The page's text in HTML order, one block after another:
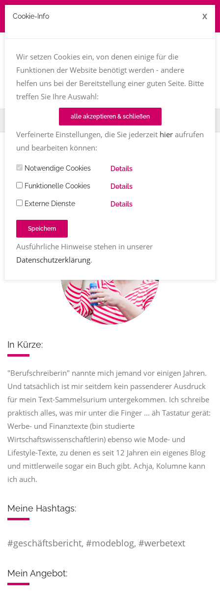
TT-Magazin Textinen Susanne Ackstaller
Susanne Ackstaller
(aktualisiert 24.12.2021)
Share
In Kürze:
"Berufschreiberin" nannte mich jemand vor einigen Jahren.
Und tatsächlich ist mir seitdem kein passenderer Ausdruck
für mein Text-Sammelsurium untergekommen. Ich schreibe
praktisch alles, was mir unter die Finger ... äh Tastatur gerät:
Werbe- und Finanztexte (bin studierte
Wirtschaftswissenschaftlerin) ebenso wie Mode- und
Lifestyle-Texte, zu denen es seit 12 Jahren ein eigenes Blog
und mittlerweile sogar ein Buch gibt. Achja, Kolumne kann
ich auch.
Meine Hashtags:
#geschäftsbericht, #modeblog, #werbetext
Mein Angebot:
Cookie-Info X
Wir setzen Cookies ein, von denen einige für die
Funktionen der Website benötigt werden - andere
helfen uns bei der Bereitstellung einer guten Seite. Bitte
treffen Sie Ihre Auswahl:
alle akzeptieren & schließen
Verfeinerte Einstellungen, die Sie jederzeit hieraufrufen
und bearbeiten können:
Notwendige Cookies Details
Funktionelle Cookies Details
Externe Dienste Details
Speichern
Ausführliche Hinweise stehen in unserer
Datenschutzerklärung.